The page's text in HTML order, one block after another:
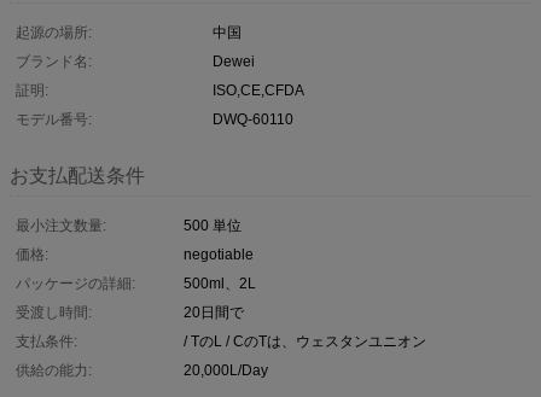
起源の場所:
中国
ブランド名:
Dewei
証明:
ISO,CE,CFDA
モデル番号:
DWQ-60110
お支払配送条件
最小注文数量:
500 単位
価格:
negotiable
パッケージの詳細:
500ml、2L
受渡し時間:
20日間で
支払条件:
/ TのL / CのTは、ウェスタンユニオン
供給の能力:
20,000L/Day